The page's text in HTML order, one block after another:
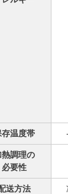
存温度帯
熱調理の
必要性
送方法